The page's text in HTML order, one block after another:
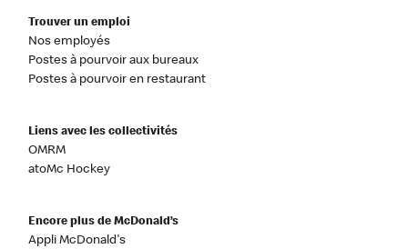
Trouver un emploi
Nos employés
Postes à pourvoir aux bureaux
Postes à pourvoir en restaurant
Liens avec les collectivités
OMRM
atoMc Hockey
Encore plus de McDonald’s
Appli McDonald's